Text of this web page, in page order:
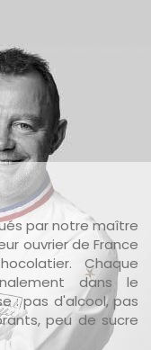
par notre maître
ouvrier de France
Chaque
dans le
: pas d'alcool, pas
peu de sucre